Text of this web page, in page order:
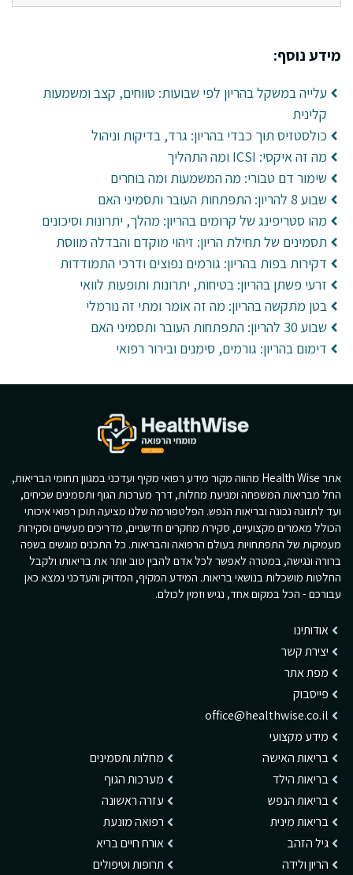
מידע נוסף:
עלייה במשקל בהריון לפי שבועות: טווחים, קצב ומשמעות
קלינית
כולסטזיס תוך כבדי בהריון: גרד, בדיקות וניהול
מה זה איקסי: ICSI ומה התהליך
שימור דם טבורי: מה המשמעות ומה בוחרים
שבוע 8 להריון: התפתחות העובר ותסמיני האם
מהו סטריפינג של קרומים בהריון: מהלך, יתרונות וסיכונים
תסמינים של תחילת הריון: זיהוי מוקדם והבדלה מווסת
דקירות בפות בהריון: גורמים נפוצים ודרכי התמודדות
זרעי פשתן בהריון: בטיחות, יתרונות ותופעות לוואי
בטן מתקשה בהריון: מה זה אומר ומתי זה נורמלי
שבוע 30 להריון: התפתחות העובר ותסמיני האם
דימום בהריון: גורמים, סימנים ובירור רפואי
אתר Health Wise מהווה מקור מידע רפואי מקיף ועדכני במגוון תחומי הבריאות,
החל מבריאות המשפחה ומניעת מחלות, דרך מערכות הגוף ותסמינים שכיחים,
ועד לתזונה נכונה ובריאות הנפש. הפלטפורמה שלנו מציעה תוכן רפואי איכותי
הכולל מאמרים מקצועיים, סקירת מחקרים חדשניים, מדריכים מעשיים וסקירות
מעמיקות של התפתחויות בעולם הרפואה והבריאות. כל התכנים מוגשים בשפה
ברורה ונגישה, במטרה לאפשר לכל אדם להבין טוב יותר את בריאותו ולקבל
החלטות מושכלות בנושאי בריאות. המידע המקיף, המדויק והעדכני נמצא כאן
עבורכם - הכל במקום אחד, נגיש וזמין לכולם.
אודותינו
יצירת קשר
מפת אתר
פייסבוק
office@healthwise.co.il
מידע מקצועי
בריאות האישה
בריאות הילד
בריאות הנפש
בריאות מינית
גיל הזהב
הריון ולידה
מחלות ותסמינים
מערכות הגוף
עזרה ראשונה
רפואה מונעת
אורח חיים בריא
תרופות וטיפולים